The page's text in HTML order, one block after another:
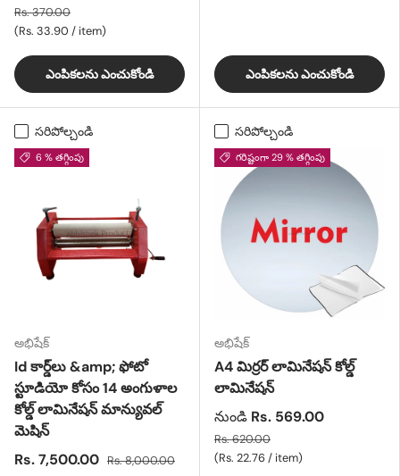
Rs. 370.00
యూనిట్ ధర
Rs. 33.90 / item
ఎంపికలను ఎంచుకోండి ఎంపికలను ఎంచుకోండి
సరిపోల్చండి
6 % తగ్గింపు
అభిషేక్
Id కార్డ్‌లు &amp; ఫోటో
స్టూడియో కోసం 14 అంగుళాల
కోల్డ్ లామినేషన్ మాన్యువల్
మెషిన్
Rs. 7,500.00 Rs. 8,000.00
సరిపోల్చండి
గరిష్టంగా 29 % తగ్గింపు
అభిషేక్
A4 మిర్రర్ లామినేషన్ కోల్డ్
లామినేషన్
నుండి Rs. 569.00
Rs. 620.00
యూనిట్ ధర
Rs. 22.76/ item